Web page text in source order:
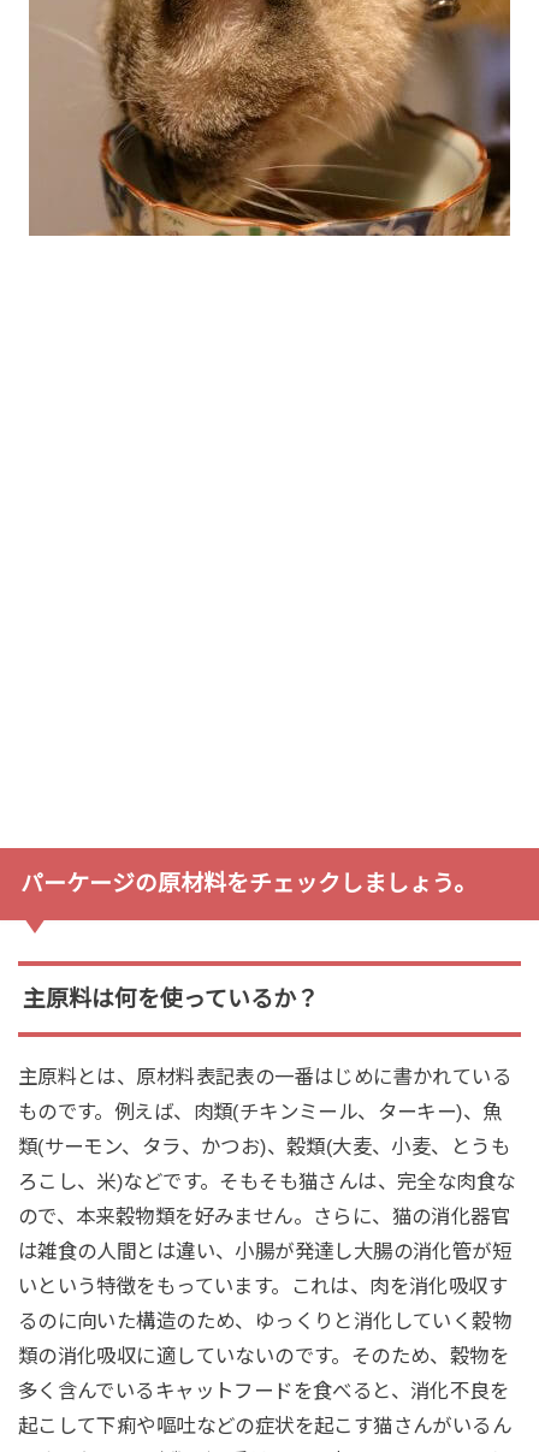
パーケージの原材料をチェックしましょう。
主原料は何を使っているか？
主原料とは、原材料表記表の一番はじめに書かれている
ものです。例えば、肉類(チキンミール、ターキー)、魚
類(サーモン、タラ、かつお)、穀類(大麦、小麦、とうも
ろこし、米)などです。そもそも猫さんは、完全な肉食な
ので、本来穀物類を好みません。さらに、猫の消化器官
は雑食の人間とは違い、小腸が発達し大腸の消化管が短
いという特徴をもっています。これは、肉を消化吸収す
るのに向いた構造のため、ゆっくりと消化していく穀物
類の消化吸収に適していないのです。そのため、穀物を
多く含んでいるキャットフードを食べると、消化不良を
起こして下痢や嘔吐などの症状を起こす猫さんがいるん